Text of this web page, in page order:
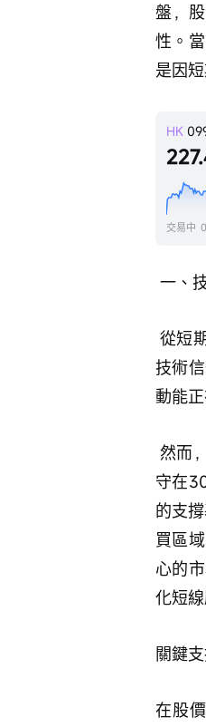
盤，
性。
是因
HK
交易中
一、
從短期技術圖表觀察，泡泡瑪特在連續上漲後，已明確進入高位盤整階段。最新的
技術
動能
然而，分析並未陷入全面的悲觀。一個值得關注的積極現象是，股價始終穩固地堅
守在
的支
買區
心的
化短
關鍵
在股